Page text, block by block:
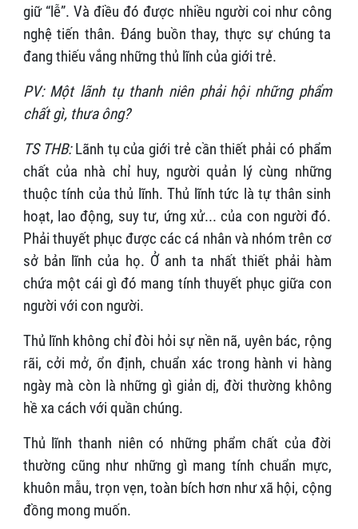
giữ “lễ”. Và điều đó được nhiều người coi như công
nghệ tiến thân. Đáng buồn thay, thực sự chúng ta
đang thiếu vắng những thủ lĩnh của giới trẻ.
PV: Một lãnh tụ thanh niên phải hội những phẩm
chất gì, thưa ông?
TS THB:Lãnh tụ của giới trẻ cần thiết phải có phẩm
chất của nhà chỉ huy, người quản lý cùng những
thuộc tính của thủ lĩnh. Thủ lĩnh tức là tự thân sinh
hoạt, lao động, suy tư, ứng xử... của con người đó.
Phải thuyết phục được các cá nhân và nhóm trên cơ
sở bản lĩnh của họ. Ở anh ta nhất thiết phải hàm
chứa một cái gì đó mang tính thuyết phục giữa con
người với con người.
Thủ lĩnh không chỉ đòi hỏi sự nền nã, uyên bác, rộng
rãi, cởi mở, ổn định, chuẩn xác trong hành vi hàng
ngày mà còn là những gì giản dị, đời thường không
hề xa cách với quần chúng.
Thủ lĩnh thanh niên có những phẩm chất của đời
thường cũng như những gì mang tính chuẩn mực,
khuôn mẫu, trọn vẹn, toàn bích hơn như xã hội, cộng
đồng mong muốn.